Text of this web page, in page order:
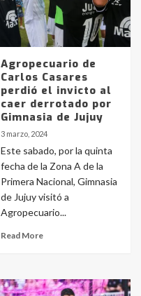
Agropecuario de
Carlos Casares
perdió el invicto al
caer derrotado por
Gimnasia de Jujuy
3 marzo, 2024
Este sabado, por la quinta
fecha de la Zona A de la
Primera Nacional, Gimnasia
de Jujuy visitó a
Agropecuario...
Read More